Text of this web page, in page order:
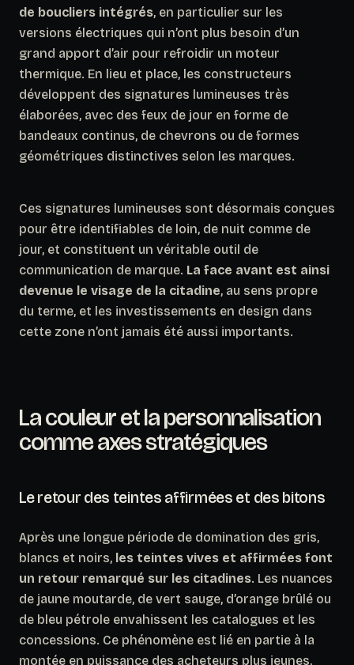
de boucliers intégrés, en particulier sur les
versions électriques qui n’ont plus besoin d’un
grand apport d’air pour refroidir un moteur
thermique. En lieu et place, les constructeurs
développent des signatures lumineuses très
élaborées, avec des feux de jour en forme de
bandeaux continus, de chevrons ou de formes
géométriques distinctives selon les marques.
Ces signatures lumineuses sont désormais conçues
pour être identifiables de loin, de nuit comme de
jour, et constituent un véritable outil de
communication de marque. La face avant est ainsi
devenue le visage de la citadine, au sens propre
du terme, et les investissements en design dans
cette zone n’ont jamais été aussi importants.
La couleur et la personnalisation
comme axes stratégiques
Le retour des teintes affirmées et des bitons
Après une longue période de domination des gris,
blancs et noirs, les teintes vives et affirmées font
un retour remarqué sur les citadines. Les nuances
de jaune moutarde, de vert sauge, d’orange brûlé ou
de bleu pétrole envahissent les catalogues et les
concessions. Ce phénomène est lié en partie à la
montée en puissance des acheteurs plus jeunes,